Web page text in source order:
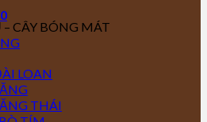
CÂY BÓNG MÁT
LOAN
THÁI